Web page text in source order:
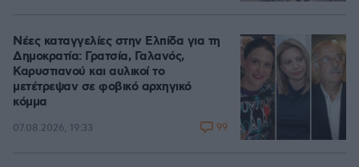
Νέες καταγγελίες στην Ελπίδα για τη
Δημοκρατία: Γρατσία, Γαλανός,
Καρυστιανού και αυλικοί το
μετέτρεψαν σε φοβικό αρχηγικό
κόμμα
07.08.2026, 19:33 99